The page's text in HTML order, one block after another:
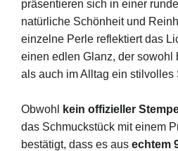
präsentieren sich in einer
natürliche Schönheit und
einzelne Perle reflektiert das
einen edlen Glanz, der sowohl
als auch im Alltag ein stilvolles
Obwohl kein offizieller
das Schmuckstück mit einem
bestätigt, dass es aus echtem